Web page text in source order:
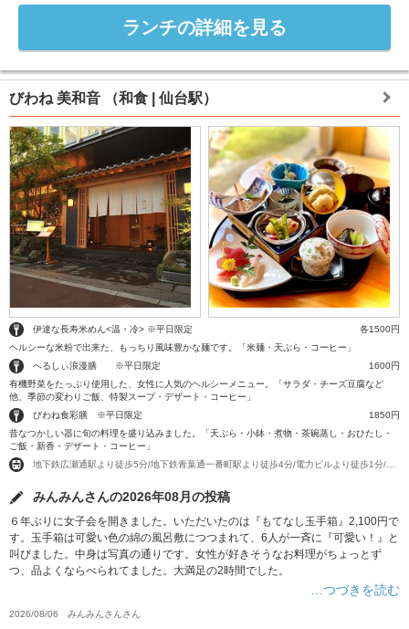
ランチの詳細を見る
びわね 美和音 （和食 | 仙台駅）
伊達な長寿米めん<温・冷> ※平日限定
各1500円
ヘルシーな米粉で出来た、もっちり風味豊かな麺です。「米麺・天ぷら・コーヒー」
へるしぃ浪漫膳 ※平日限定
1600円
有機野菜をたっぷり使用した、女性に人気のヘルシーメニュー。「サラダ・チーズ豆腐など
他、季節の変わりご飯、特製スープ・デザート・コーヒー」
びわね食彩膳 ※平日限定
1850円
昔なつかしい器に旬の料理を盛り込みました。「天ぷら・小鉢・煮物・茶碗蒸し・おひたし・
ご飯・新香・デザート・コーヒー」
みんみんさんの2026年08月の投稿
６年ぶりに女子会を開きました。いただいたのは『もてなし玉手箱』2,100円で
す。玉手箱は可愛い色の綿の風呂敷につつまれて、6人が一斉に『可愛い！』と
叫びました。中身は写真の通りです。女性が好きそうなお料理がちょっとず
つ、品よくならべられてました。大満足の2時間でした。
…つづきを読む
2026/08/06 みんみんさん さん